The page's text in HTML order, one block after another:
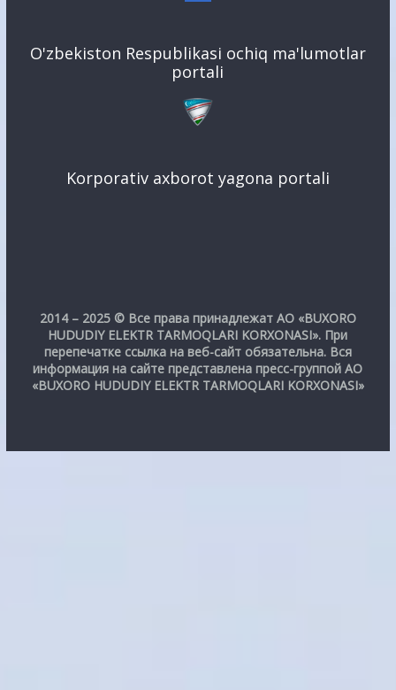
O'zbekiston Respublikasi ochiq ma'lumotlar
portali
Korporativ axborot yagona portali
2014 – 2025 © Все права принадлежат АО «BUXORO
HUDUDIY ELEKTR TARMOQLARI KORXONASI». При
перепечатке ссылка на веб-сайт обязательна. Вся
информация на сайте представлена пресс-группой АО
«BUXORO HUDUDIY ELEKTR TARMOQLARI KORXONASI»